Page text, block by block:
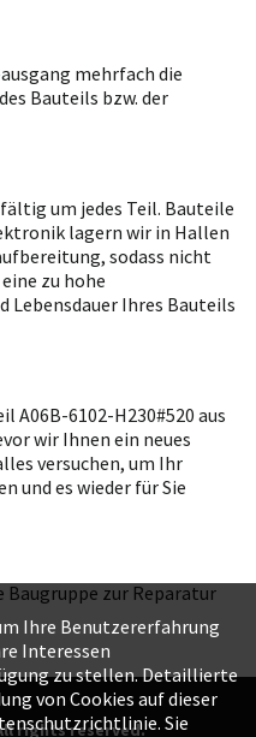
mehrfach die
Bauteils bzw. der
um jedes Teil. Bauteile
lagern wir in Hallen
sodass nicht
zu hohe
Ihres Bauteils
A06B-6102-H230#520 aus
wir Ihnen ein neues
versuchen, um Ihr
und es wieder für Sie
Baugruppe zur Reparatur
All rights reserved.
Ihre Benutzererfahrung
Interessen
zu stellen. Detaillierte
von Cookies auf dieser
Sie